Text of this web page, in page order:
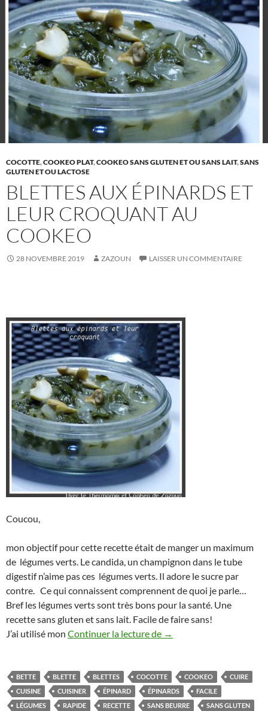
COCOTTE,COOKEO PLAT,COOKEO SANS GLUTEN ET OU SANS LAIT,SANS
GLUTEN ET OU LACTOSE
BLETTES AUX ÉPINARDS ET
LEUR CROQUANT AU
COOKEO
28 NOVEMBRE 2019 ZAZOUN LAISSER UN COMMENTAIRE
Coucou,
mon objectif pour cette recette était de manger un maximum
de légumes verts. Le candida, un champignon dans le tube
digestif n’aime pas ces légumes verts. Il adore le sucre par
contre. Ce qui connaissent comprennent de quoi je parle…
Bref les légumes verts sont très bons pour la santé. Une
recette sans gluten et sans lait. Facile de faire sans!
J’ai utilisé mon Continuer la lecture de Blettes aux épinards et
→
BETTE BLETTE BLETTES COCOTTE COOKEO
CUIRE
CUISINE
CUISINER ÉPINARD ÉPINARDS
FACILE
LÉGUMES
RAPIDE RECETTE SANS BEURRE SANS GLUTEN